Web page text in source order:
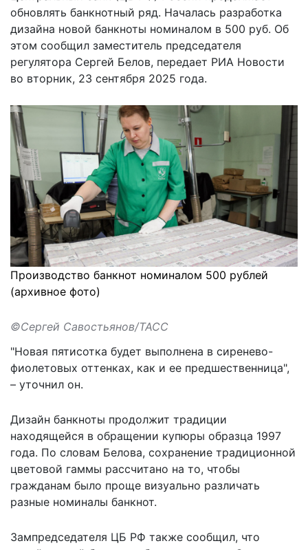
обновлять банкнотный ряд. Началась разработка
дизайна новой банкноты номиналом в 500 руб. Об
этом сообщил заместитель председателя
регулятора Сергей Белов, передает РИА Новости
во вторник, 23 сентября 2025 года.
Производство банкнот номиналом 500 рублей
(архивное фото)
©Сергей Савостьянов/ТАСС
"Новая пятисотка будет выполнена в сиренево-
фиолетовых оттенках, как и ее предшественница",
– уточнил он.
Дизайн банкноты продолжит традиции
находящейся в обращении купюры образца 1997
года. По словам Белова, сохранение традиционной
цветовой гаммы рассчитано на то, чтобы
гражданам было проще визуально различать
разные номиналы банкнот.
Зампредседателя ЦБ РФ также сообщил, что